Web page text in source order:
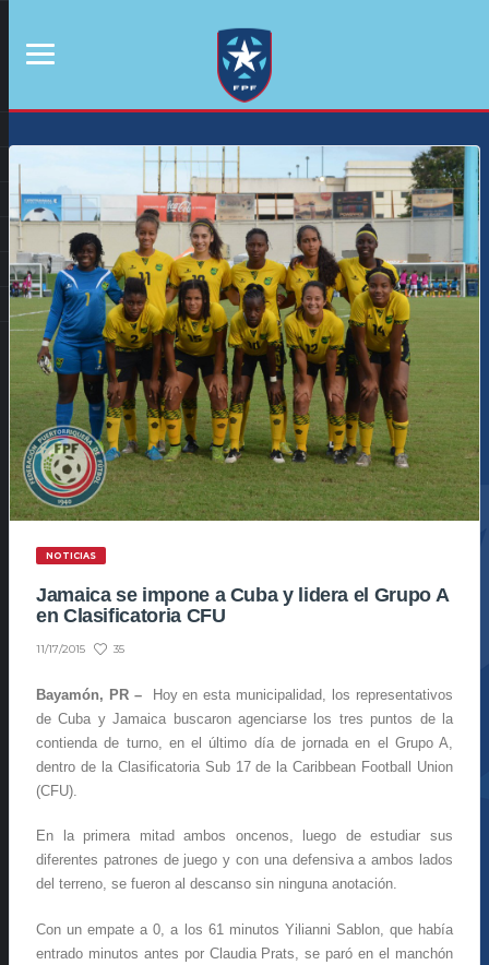
NOTICIAS
Jamaica se impone a Cuba y lidera el Grupo A
en Clasificatoria CFU
11/17/2015 35
Bayamón, PR –Hoy en esta municipalidad, los representativos
de Cuba y Jamaica buscaron agenciarse los tres puntos de la
contienda de turno, en el último día de jornada en el Grupo A,
dentro de la Clasificatoria Sub 17 de la Caribbean Football Union
(CFU).
En la primera mitad ambos oncenos, luego de estudiar sus
diferentes patrones de juego y con una defensiva a ambos lados
del terreno, se fueron al descanso sin ninguna anotación.
Con un empate a 0, a los 61 minutos Yilianni Sablon, que había
entrado minutos antes por Claudia Prats, se paró en el manchón